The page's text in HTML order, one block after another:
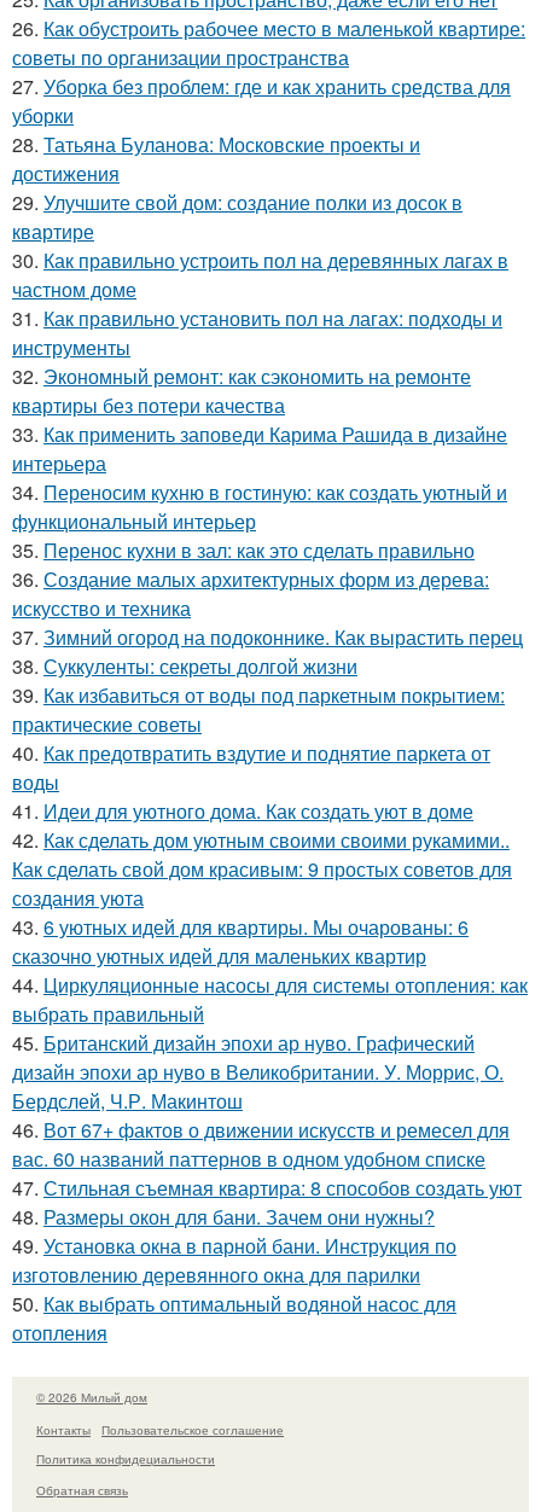
26. Как обустроить рабочее место в маленькой квартире:
советы по организации пространства
27. Уборка без проблем: где и как хранить средства для
уборки
28. Татьяна Буланова: Московские проекты и
достижения
29. Улучшите свой дом: создание полки из досок в
квартире
30. Как правильно устроить пол на деревянных лагах в
частном доме
31. Как правильно установить пол на лагах: подходы и
инструменты
32. Экономный ремонт: как сэкономить на ремонте
квартиры без потери качества
33. Как применить заповеди Карима Рашида в дизайне
интерьера
34. Переносим кухню в гостиную: как создать уютный и
функциональный интерьер
35. Перенос кухни в зал: как это сделать правильно
36. Создание малых архитектурных форм из дерева:
искусство и техника
37. Зимний огород на подоконнике. Как вырастить перец
38. Суккуленты: секреты долгой жизни
39. Как избавиться от воды под паркетным покрытием:
практические советы
40. Как предотвратить вздутие и поднятие паркета от
воды
41. Идеи для уютного дома. Как создать уют в доме
42. Как сделать дом уютным своими своими рукамими..
Как сделать свой дом красивым: 9 простых советов для
создания уюта
43. 6 уютных идей для квартиры. Мы очарованы: 6
сказочно уютных идей для маленьких квартир
44. Циркуляционные насосы для системы отопления: как
выбрать правильный
45. Британский дизайн эпохи ар нуво. Графический
дизайн эпохи ар нуво в Великобритании. У. Моррис, О.
Бердслей, Ч.Р. Макинтош
46. Вот 67+ фактов о движении искусств и ремесел для
вас. 60 названий паттернов в одном удобном списке
47. Стильная съемная квартира: 8 способов создать уют
48. Размеры окон для бани. Зачем они нужны?
49. Установка окна в парной бани. Инструкция по
изготовлению деревянного окна для парилки
50. Как выбрать оптимальный водяной насос для
отопления
© 2026 Милый дом
Контакты
Пользовательское соглашение
Политика конфидециальности
Обратная связь